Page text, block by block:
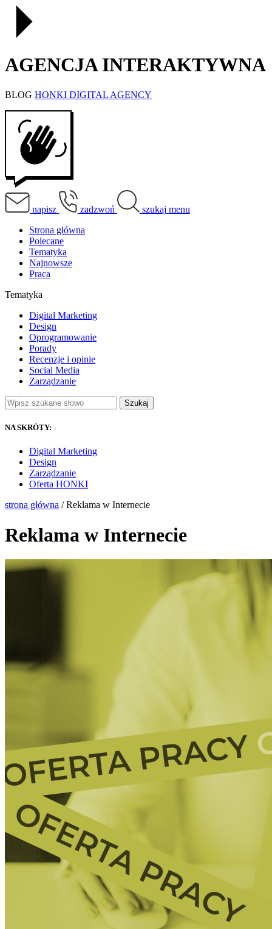
AGENCJA INTERAKTYWNA
BLOG HONKI DIGITAL AGENCY
napisz zadzwoń szukaj menu
Strona główna
Polecane
Tematyka
Najnowsze
Praca
Tematyka
Digital Marketing
Design
Oprogramowanie
Porady
Recenzje i opinie
Social Media
Zarządzanie
Szukaj
NA SKRÓTY:
Digital Marketing
Design
Zarządzanie
Oferta HONKI
strona główna / Reklama w Internecie
Reklama w Internecie